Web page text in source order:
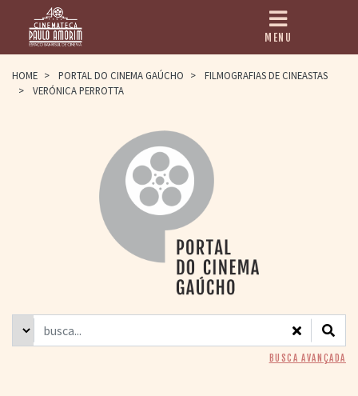
HOME
PAULO AMORIM
> HOMENAGEADOS
> EQUIPE
> ASSOCIAÇÃO DOS
> BIBLIOTECA
ROMEU GRIMALDI
> GRADE SEMANAL
> PREÇOS E
DESCONTOS
MENU
HOME > PORTAL DO CINEMA GAÚCHO >
FILMOGRAFIAS DE CINEASTAS
>
VERÓNICA PERROTTA
BUSCA AVANÇADA